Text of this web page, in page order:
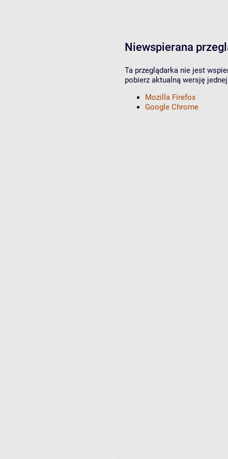
Niewspierana
Ta przeglądarka nie jest
pobierz aktualną wersję
Mozilla Firefox
Google Chrome